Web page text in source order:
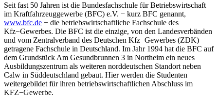
Seit fast 50 Jahren ist die Bundesfachschule für Betriebswirtschaft
im Kraftfahrzeuggewerbe (BFC) e.V. − kurz BFC genannt,
www.bfc.de − die betriebswirtschaftliche Fachschule des
Kfz−Gewerbes. Die BFC ist die einzige, von den Landesverbänden
und vom Zentralverband des Deutschen Kfz−Gewerbes (ZDK)
getragene Fachschule in Deutschland. Im Jahr 1994 hat die BFC auf
dem Grundstück Am Gesundbrunnen 3 in Northeim ein neues
Ausbildungszentrum als weiteren norddeutschen Standort neben
Calw in Süddeutschland gebaut. Hier werden die Studenten
weitergebildet für ihren betriebswirtschaftlichen Abschluss im
KFZ−Gewerbe.